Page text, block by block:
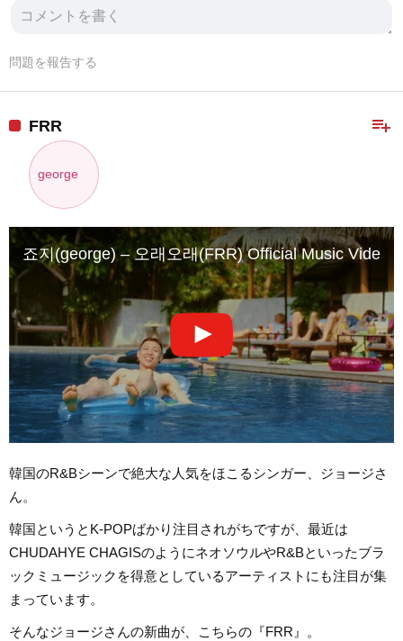
問題を報告する
playlist_add
FRR
george
죠지(george) – 오래오래(FRR) Official Music Video
韓国のR&Bシーンで絶大な人気をほこるシンガー、ジョージさ
ん。
韓国というとK-POPばかり注目されがちですが、最近は
CHUDAHYE CHAGISのようにネオソウルやR&Bといったブラ
ックミュージックを得意としているアーティストにも注目が集
まっています。
そんなジョージさんの新曲が、こちらの『FRR』。